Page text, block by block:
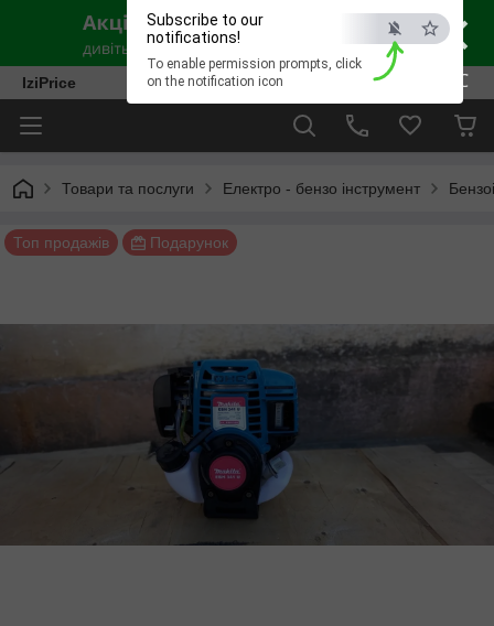
×
ESC
Subscribe to our
notifications!
To enable permission prompts, click
on the notification icon
IziPrice
Товари та послуги Електро - бензо інструмент
Топ продажів Подарунок